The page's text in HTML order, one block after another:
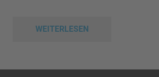
WEITERLESEN